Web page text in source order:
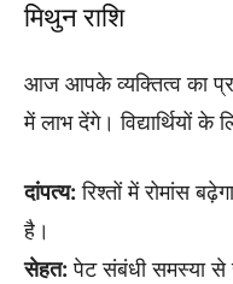
मिथुन राशि
आज आपके व्यक्तित्व का
में लाभ देंगे। विद्यार्थियों के
दांपत्य: रिश्तों में रोमांस
है।
सेहत: पेट संबंधी समस्या से